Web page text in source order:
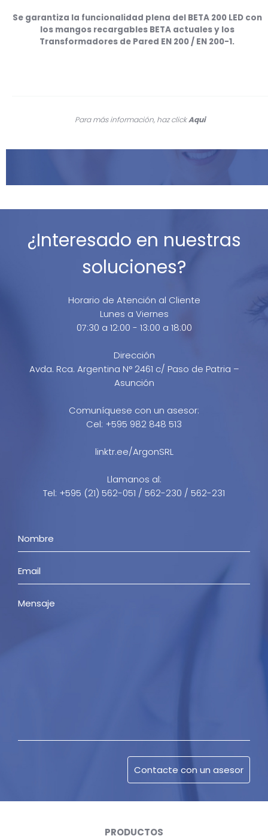
Se garantiza la funcionalidad plena del BETA 200 LED con
los mangos recargables BETA actuales y los
Transformadores de Pared EN 200 / EN 200-1.
Para más información, haz clickAqui
¿Interesado en nuestras
soluciones?
Horario de Atención al Cliente
Lunes a Viernes
07:30 a 12:00 - 13:00 a 18:00
Dirección
Avda. Rca. Argentina N° 2461 c/ Paso de Patria –
Asunción
Comuníquese con un asesor:
Cel: +595 982 848 513
linktr.ee/ArgonSRL
Llamanos al:
Tel: +595 (21) 562-051 / 562-230 / 562-231
PRODUCTOS